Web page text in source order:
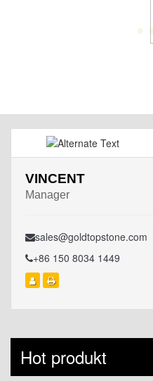
VINCENT
Manager
sales@goldtopstone.com
+86 150 8034 1449
Hot produkt